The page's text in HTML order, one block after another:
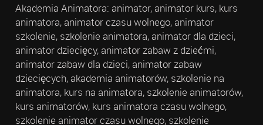
Akademia Animatora: animator, animator kurs, kurs
animatora, animator czasu wolnego, animator
szkolenie, szkolenie animatora, animator dla dzieci,
animator dziecięcy, animator zabaw z dziećmi,
animator zabaw dla dzieci, animator zabaw
dziecięcych, akademia animatorów, szkolenie na
animatora, kurs na animatora, szkolenie animatorów,
kurs animatorów, kurs animatora czasu wolnego,
szkolenie animator czasu wolnego, szkolenie